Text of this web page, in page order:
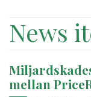
News
mellan